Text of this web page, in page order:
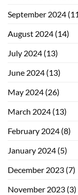
September 2024
August 2024 (14)
July 2024 (13)
June 2024 (13)
May 2024 (26)
March 2024 (13)
February 2024 (8)
January 2024 (5)
December 2023 (7)
November 2023 (3)